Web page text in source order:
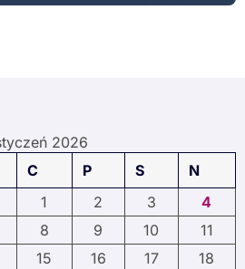
2026
C P S
N
1
2 3
4
8 9 10
11
15 16 17
18